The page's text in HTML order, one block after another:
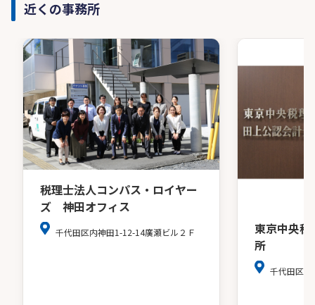
近くの事務所
税理士法人コンパス・ロイヤー
ズ 神田オフィス
千代田区内神田1-12-14廣瀬ビル２Ｆ
東京中央
所
千代田区麹